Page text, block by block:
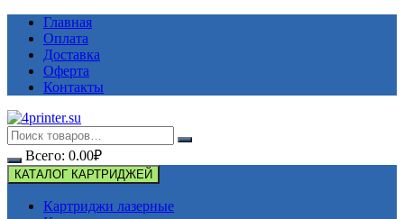
Перейти
содержимому
Главная
Оплата
Доставка
Оферта
Контакты
Всего: 0.00₽
КАТАЛОГ КАРТРИДЖЕЙ
Картриджи лазерные